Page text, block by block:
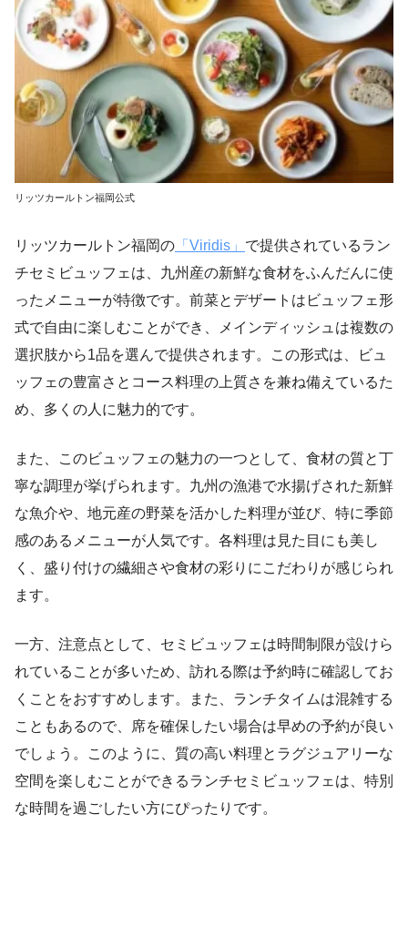
リッツカールトン福岡公式
リッツカールトン福岡の 「Viridis」 で提供されているラン
チセミビュッフェは、九州産の新鮮な食材をふんだんに使
ったメニューが特徴です。前菜とデザートはビュッフェ形
式で自由に楽しむことができ、メインディッシュは複数の
選択肢から1品を選んで提供されます。この形式は、ビュ
ッフェの豊富さとコース料理の上質さを兼ね備えているた
め、多くの人に魅力的です。
また、このビュッフェの魅力の一つとして、食材の質と丁
寧な調理が挙げられます。九州の漁港で水揚げされた新鮮
な魚介や、地元産の野菜を活かした料理が並び、特に季節
感のあるメニューが人気です。各料理は見た目にも美し
く、盛り付けの繊細さや食材の彩りにこだわりが感じられ
ます。
一方、注意点として、セミビュッフェは時間制限が設けら
れていることが多いため、訪れる際は予約時に確認してお
くことをおすすめします。また、ランチタイムは混雑する
こともあるので、席を確保したい場合は早めの予約が良い
でしょう。このように、質の高い料理とラグジュアリーな
空間を楽しむことができるランチセミビュッフェは、特別
な時間を過ごしたい方にぴったりです。